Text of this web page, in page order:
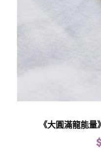
《大圓滿龍能